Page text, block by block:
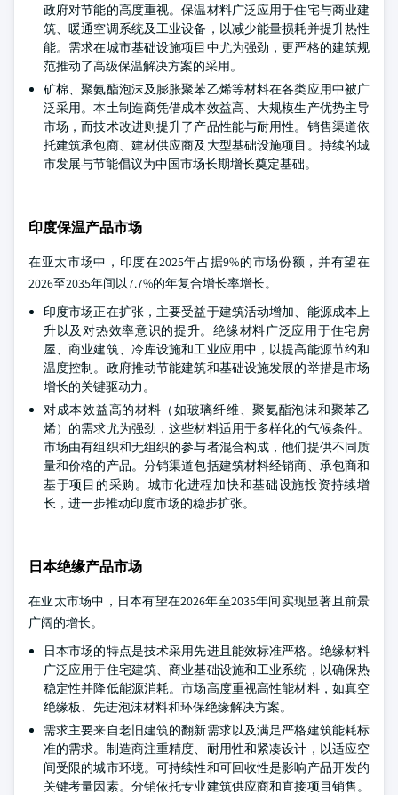
政府对节能的高度重视。保温材料广泛应用于住宅与商业建
筑、暖通空调系统及工业设备，以减少能量损耗并提升热性
能。需求在城市基础设施项目中尤为强劲，更严格的建筑规
范推动了高级保温解决方案的采用。
矿棉、聚氨酯泡沫及膨胀聚苯乙烯等材料在各类应用中被广
泛采用。本土制造商凭借成本效益高、大规模生产优势主导
市场，而技术改进则提升了产品性能与耐用性。销售渠道依
托建筑承包商、建材供应商及大型基础设施项目。持续的城
市发展与节能倡议为中国市场长期增长奠定基础。
印度保温产品市场
在亚太市场中，印度在2025年占据9%的市场份额，并有望在
2026至2035年间以7.7%的年复合增长率增长。
印度市场正在扩张，主要受益于建筑活动增加、能源成本上
升以及对热效率意识的提升。绝缘材料广泛应用于住宅房
屋、商业建筑、冷库设施和工业应用中，以提高能源节约和
温度控制。政府推动节能建筑和基础设施发展的举措是市场
增长的关键驱动力。
对成本效益高的材料（如玻璃纤维、聚氨酯泡沫和聚苯乙
烯）的需求尤为强劲，这些材料适用于多样化的气候条件。
市场由有组织和无组织的参与者混合构成，他们提供不同质
量和价格的产品。分销渠道包括建筑材料经销商、承包商和
基于项目的采购。城市化进程加快和基础设施投资持续增
长，进一步推动印度市场的稳步扩张。
日本绝缘产品市场
在亚太市场中，日本有望在2026年至2035年间实现显著且前景
广阔的增长。
日本市场的特点是技术采用先进且能效标准严格。绝缘材料
广泛应用于住宅建筑、商业基础设施和工业系统，以确保热
稳定性并降低能源消耗。市场高度重视高性能材料，如真空
绝缘板、先进泡沫材料和环保绝缘解决方案。
需求主要来自老旧建筑的翻新需求以及满足严格建筑能耗标
准的需求。制造商注重精度、耐用性和紧凑设计，以适应空
间受限的城市环境。可持续性和可回收性是影响产品开发的
关键考量因素。分销依托专业建筑供应商和直接项目销售。